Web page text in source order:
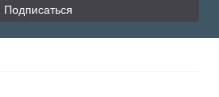
Подписаться